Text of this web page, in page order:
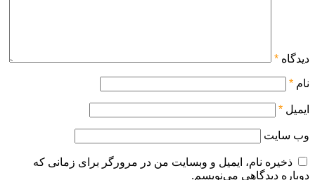
دیدگاه *
نام *
ایمیل *
وب‌ سایت
ذخیره نام، ایمیل و وبسایت من در مرورگر برای زمانی که
دوباره دیدگاهی می‌نویسم.